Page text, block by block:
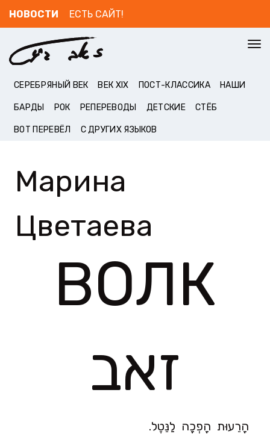
НОВОСТИ ЕСТЬ САЙТ!
СЕРЕБРЯНЫЙ ВЕК ВЕК XIX ПОСТ-КЛАССИКА НАШИ
БАРДЫ РОК РЕПЕРЕВОДЫ ДЕТСКИЕ СТЁБ
ВОТ ПЕРЕВЁЛ С ДРУГИХ ЯЗЫКОВ
Марина
Цветаева
ВОЛК
זאב
הָרֵעוּת הָפְכָה לַנֵּטֶל.